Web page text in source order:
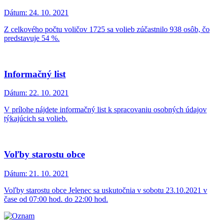
Dátum: 24. 10. 2021
Z celkového počtu voličov 1725 sa volieb zúčastnilo 938 osôb, čo
predstavuje 54 %.
Informačný list
Dátum: 22. 10. 2021
V prílohe nájdete informačný list k spracovaniu osobných údajov
týkajúcich sa volieb.
Voľby starostu obce
Dátum: 21. 10. 2021
Voľby starostu obce Jelenec sa uskutočnia v sobotu 23.10.2021 v
čase od 07:00 hod. do 22:00 hod.